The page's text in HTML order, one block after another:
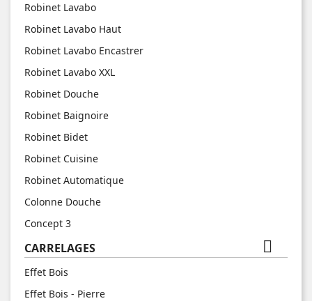
Robinet Lavabo
Robinet Lavabo Haut
Robinet Lavabo Encastrer
Robinet Lavabo XXL
Robinet Douche
Robinet Baignoire
Robinet Bidet
Robinet Cuisine
Robinet Automatique
Colonne Douche
Concept 3
CARRELAGES 
Effet Bois
Effet Bois - Pierre